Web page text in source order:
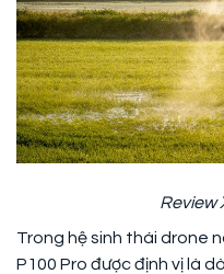
Review
Trong hệ sinh thái drone
P100 Pro được định vị là